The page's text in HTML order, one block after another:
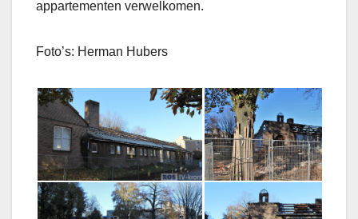
appartementen verwelkomen.
Foto’s: Herman Hubers